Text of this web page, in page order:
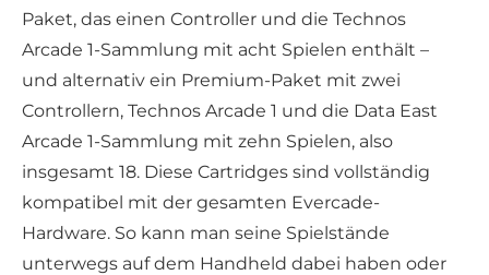
Paket, das einen Controller und die Technos
Arcade 1-Sammlung mit acht Spielen enthält –
und alternativ ein Premium-Paket mit zwei
Controllern, Technos Arcade 1 und die Data East
Arcade 1-Sammlung mit zehn Spielen, also
insgesamt 18. Diese Cartridges sind vollständig
kompatibel mit der gesamten Evercade-
Hardware. So kann man seine Spielstände
unterwegs auf dem Handheld dabei haben oder